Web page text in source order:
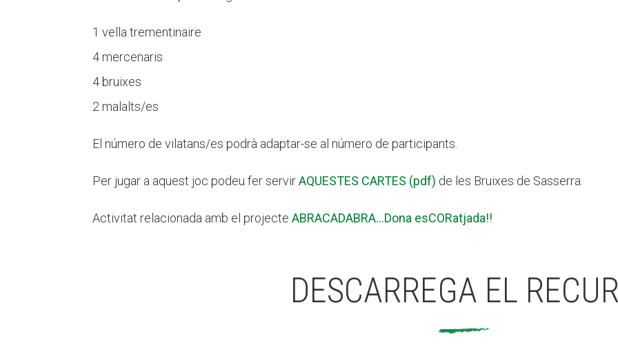
1 vella trementinaire
4 mercenaris
4 bruixes
2 malalts/es
El número de vilatans/es podrà adaptar-se al número de participants.
Per jugar a aquest joc podeu fer servirAQUESTES CARTES (pdf) de les Bruixes de Sasserra.
Activitat relacionada amb el projecteABRACADABRA…Dona esCORatjada!!
DESCARREGA EL